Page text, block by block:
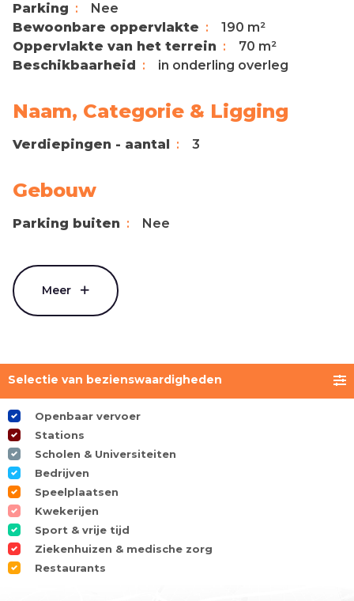
Parking
Nee
Bewoonbare oppervlakte
190 m²
Oppervlakte van het terrein
70 m²
Beschikbaarheid
in onderling overleg
Naam, Categorie & Ligging
Verdiepingen - aantal 3
Gebouw
Parking buiten Nee
Meer
Selectie van bezienswaardigheden
Openbaar vervoer
Stations
Scholen & Universiteiten
Bedrijven
Speelplaatsen
Kwekerijen
Sport & vrije tijd
Ziekenhuizen & medische zorg
Restaurants